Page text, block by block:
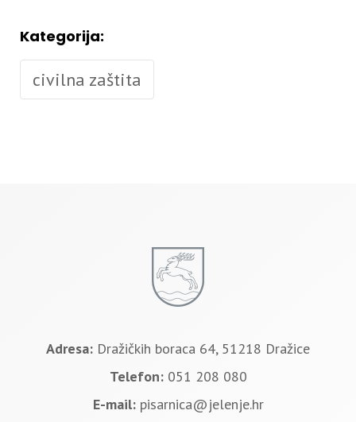
Kategorija:
civilna zaštita
Adresa: Dražičkih boraca 64, 51218 Dražice
Telefon: 051 208 080
E-mail: pisarnica@jelenje.hr